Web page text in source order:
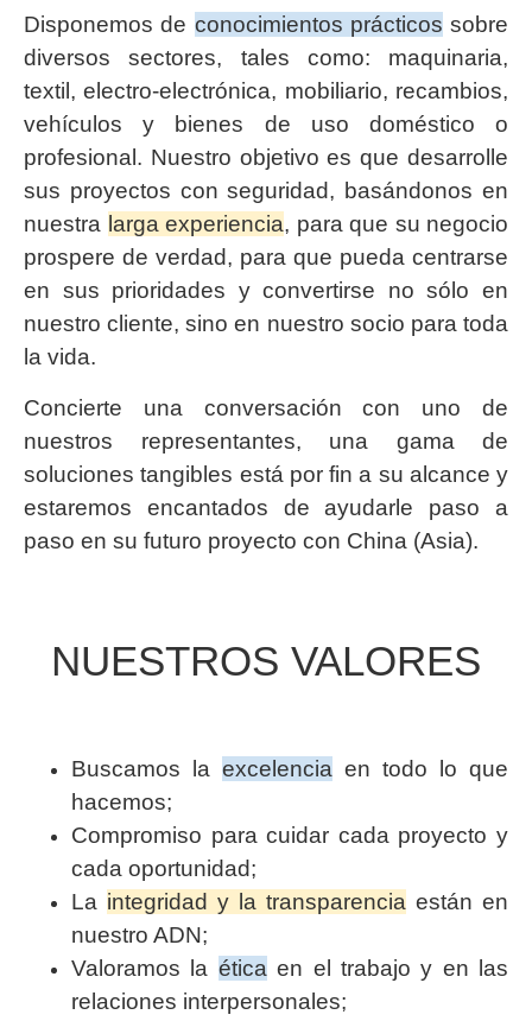
Disponemos de conocimientos prácticos sobre
diversos sectores, tales como: maquinaria,
textil, electro-electrónica, mobiliario, recambios,
vehículos y bienes de uso doméstico o
profesional. Nuestro objetivo es que desarrolle
sus proyectos con seguridad, basándonos en
nuestra larga experiencia, para que su negocio
prospere de verdad, para que pueda centrarse
en sus prioridades y convertirse no sólo en
nuestro cliente, sino en nuestro socio para toda
la vida.
Concierte una conversación con uno de
nuestros representantes, una gama de
soluciones tangibles está por fin a su alcance y
estaremos encantados de ayudarle paso a
paso en su futuro proyecto con China (Asia).
NUESTROS VALORES
Buscamos la excelencia en todo lo que
hacemos;
Compromiso para cuidar cada proyecto y
cada oportunidad;
La integridad y la transparencia están en
nuestro ADN;
Valoramos la éticaen el trabajo y en las
relaciones interpersonales;